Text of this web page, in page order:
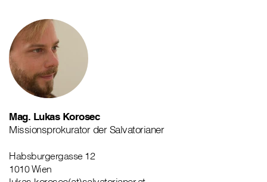
Mag. Lukas Korosec
Missionsprokurator der Salvatorianer
Habsburgergasse 12
1010 Wien